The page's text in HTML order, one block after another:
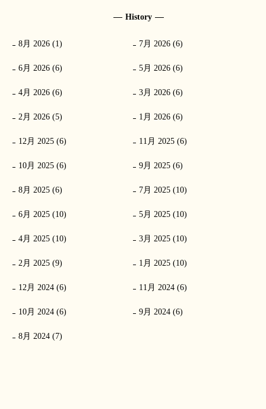
History
8月 2026 (1) 7月 2026 (6)
6月 2026 (6) 5月 2026 (6)
4月 2026 (6) 3月 2026 (6)
2月 2026 (5) 1月 2026 (6)
12月 2025 (6) 11月 2025 (6)
10月 2025 (6) 9月 2025 (6)
8月 2025 (6) 7月 2025 (10)
6月 2025 (10) 5月 2025 (10)
4月 2025 (10) 3月 2025 (10)
2月 2025 (9) 1月 2025 (10)
12月 2024 (6) 11月 2024 (6)
10月 2024 (6) 9月 2024 (6)
8月 2024 (7)